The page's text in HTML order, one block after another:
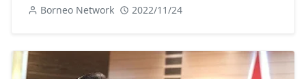
Borneo Network 2022/11/24